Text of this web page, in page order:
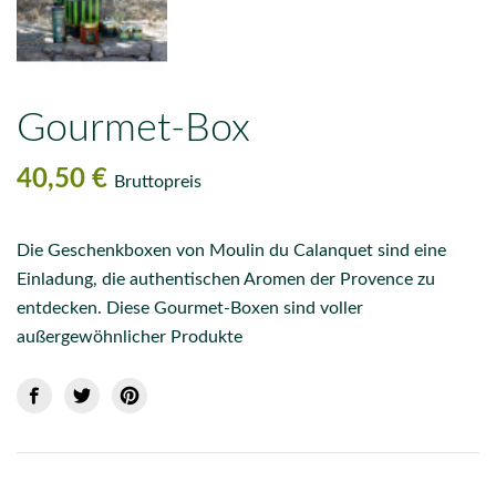
Gourmet-Box
40,50 € Bruttopreis
Die Geschenkboxen von Moulin du Calanquet sind eine
Einladung, die authentischen Aromen der Provence zu
entdecken. Diese Gourmet-Boxen sind voller
außergewöhnlicher Produkte